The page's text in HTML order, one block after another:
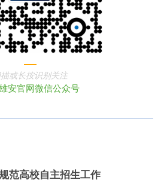
或长按识别关注
安官网微信公众号
范高校自主招生工作